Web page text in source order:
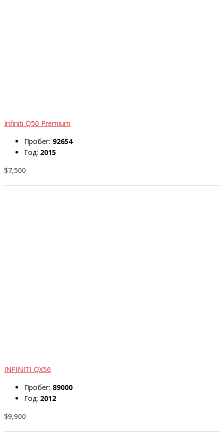
Infiniti Q50 Premium
Пробег: 92654
Год: 2015
$7,500
INFINITI QX56
Пробег: 89000
Год: 2012
$9,900